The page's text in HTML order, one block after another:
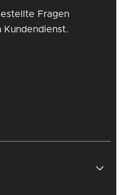
Fragen
Kundendienst.